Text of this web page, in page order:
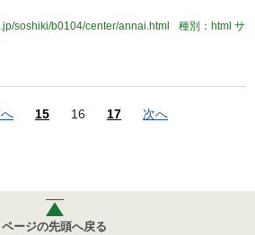
soshiki/b0104/center/annai.html
種別：html サ
15 16 17 次へ
ページの先頭へ戻る